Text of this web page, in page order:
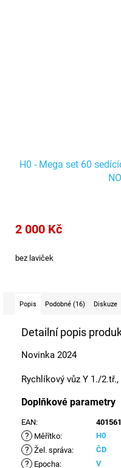
H0 - Mega set 60
2 000 Kč
bez laviček
Popis Podobné (16) Diskuze
Detailní popis
Novinka 2024
Rychlíkový vůz Y 1./2.tř.,
Doplňkové parametry
EAN:
? Měřítko: H0
? Žel. správa: ČD
? Epocha:
V